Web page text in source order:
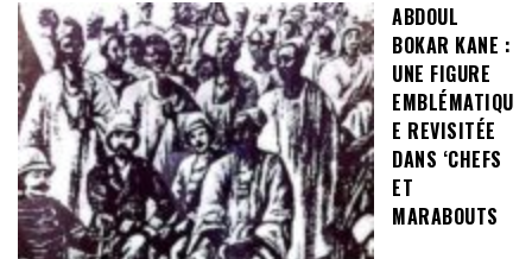
ABDOUL
BOKAR KANE :
UNE FIGURE
EMBLÉMATIQU
E REVISITÉE
DANS ‘CHEFS
ET
MARABOUTS